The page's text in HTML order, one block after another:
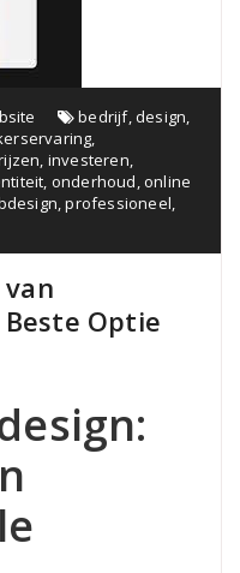
bedrijf,design,
,
, investeren,
, onderhoud,online
,professioneel,
Optie